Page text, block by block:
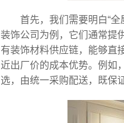
首先，我们需要明白“
装饰公司为例，它们通常提
有装饰材料供应链，能够直
近出厂价的成本优势。例如
选，由统一采购配送，既保